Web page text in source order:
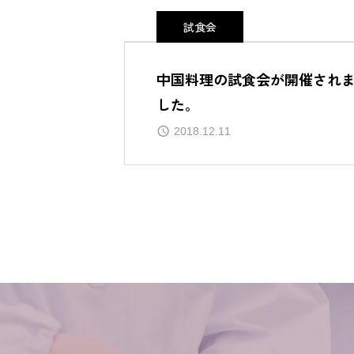
試食会
中国料理の試食会が開催され
した。
2018.12.11